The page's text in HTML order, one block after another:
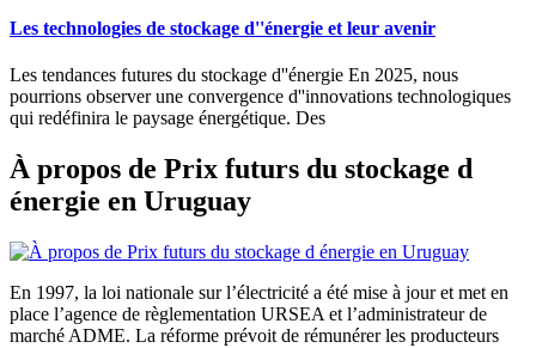
Les technologies de stockage d''énergie et leur avenir
Les tendances futures du stockage d''énergie En 2025, nous
pourrions observer une convergence d''innovations technologiques
qui redéfinira le paysage énergétique. Des
À propos de Prix ​​futurs du stockage d
énergie en Uruguay
En 1997, la loi nationale sur l’électricité a été mise à jour et met en
place l’agence de règlementation URSEA et l’administrateur de
marché ADME. La réforme prévoit de rémunérer les producteurs